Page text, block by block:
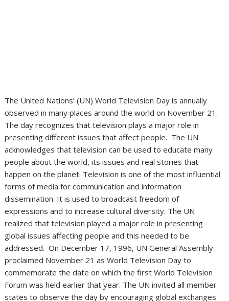
The United Nations’ (UN) World Television Day is annually
observed in many places around the world on November 21.
The day recognizes that television plays a major role in
presenting different issues that affect people. The UN
acknowledges that television can be used to educate many
people about the world, its issues and real stories that
happen on the planet. Television is one of the most influential
forms of media for communication and information
dissemination. It is used to broadcast freedom of
expressions and to increase cultural diversity. The UN
realized that television played a major role in presenting
global issues affecting people and this needed to be
addressed. On December 17, 1996, UN General Assembly
proclaimed November 21 as World Television Day to
commemorate the date on which the first World Television
Forum was held earlier that year. The UN invited all member
states to observe the day by encouraging global exchanges